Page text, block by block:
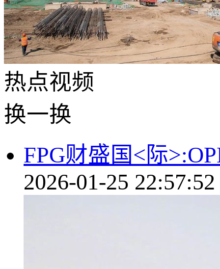
热点视频
换一换
FPG财盛国<际
2026-01-25 22:57:52